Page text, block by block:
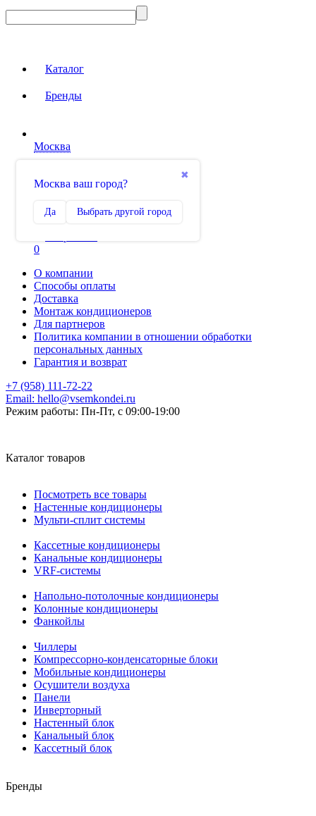
Каталог
Бренды
Москва
✖
Москва ваш город?
Да Выбрать другой город
Сравнение
0
О компании
Способы оплаты
Доставка
Монтаж кондиционеров
Для партнеров
Политика компании в отношении обработки
персональных данных
Гарантия и возврат
+7 (958) 111-72-22
Email: hello@vsemkondei.ru
Режим работы: Пн-Пт, с 09:00-19:00
Каталог товаров
Посмотреть все товары
Настенные кондиционеры
Мульти-сплит системы
Кассетные кондиционеры
Канальные кондиционеры
VRF-системы
Напольно-потолочные кондиционеры
Колонные кондиционеры
Фанкойлы
Чиллеры
Компрессорно-конденсаторные блоки
Мобильные кондиционеры
Осушители воздуха
Панели
Инверторный
Настенный блок
Канальный блок
Кассетный блок
Бренды